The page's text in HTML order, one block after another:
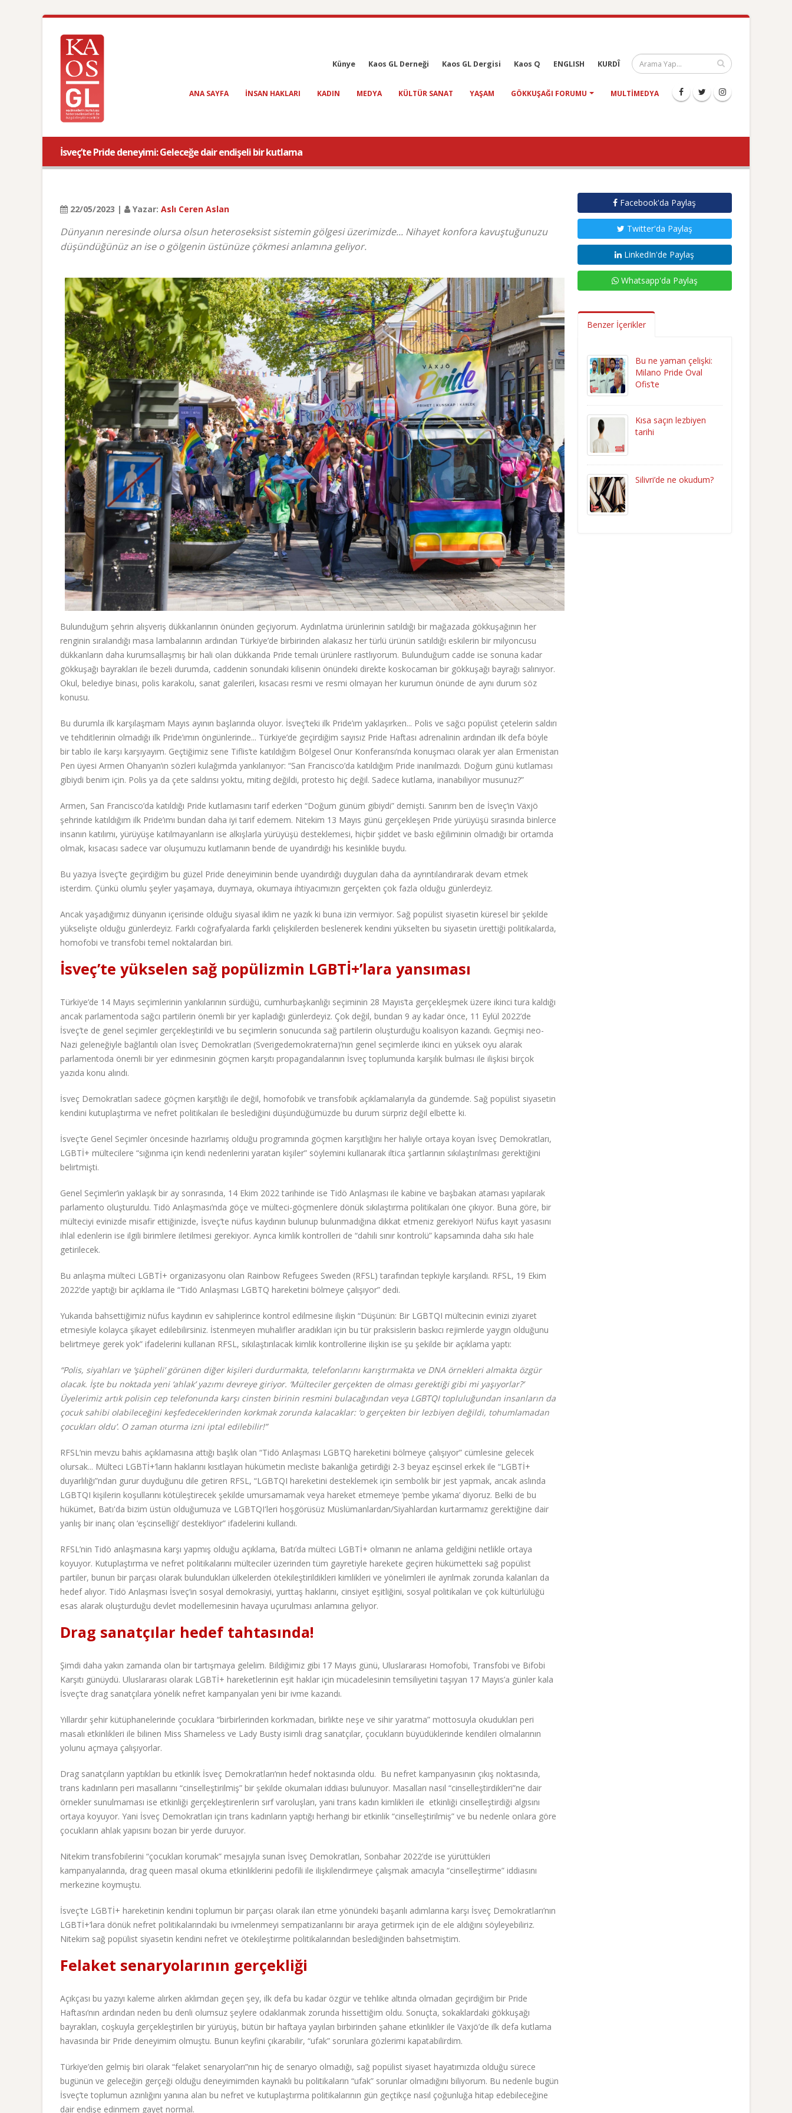
Künye Kaos GL Derneği Kaos GL Dergisi Kaos Q ENGLISH KURDÎ
ANA SAYFA INSAN HAKLARI KADIN MEDYA KÜLTÜR SANAT YAŞAM GÖKKUŞAĞI FORUMU MULTIMEDYA
İsveç’te Pride deneyimi: Geleceğe dair endişeli bir kutlama
22/05/2023 | Yazar: Aslı Ceren Aslan
Dünyanın neresinde olursa olsun heteroseksist sistemin gölgesi üzerimizde... Nihayet konfora kavuştuğunuzu
düşündüğünüz an ise o gölgenin üstünüze çökmesi anlamına geliyor.
Bulunduğum şehrin alışveriş dükkanlarının önünden geçiyorum. Aydınlatma ürünlerinin satıldığı bir mağazada gökkuşağının her
renginin sıralandığı masa lambalarının ardından Türkiye’de birbirinden alakasız her türlü ürünün satıldığı eskilerin bir milyoncusu
dükkanların daha kurumsallaşmış bir hali olan dükkanda Pride temalı ürünlere rastlıyorum. Bulunduğum cadde ise sonuna kadar
gökkuşağı bayrakları ile bezeli durumda, caddenin sonundaki kilisenin önündeki direkte koskocaman bir gökkuşağı bayrağı salınıyor.
Okul, belediye binası, polis karakolu, sanat galerileri, kısacası resmi ve resmi olmayan her kurumun önünde de aynı durum söz
konusu.
Bu durumla ilk karşılaşmam Mayıs ayının başlarında oluyor. İsveç’teki ilk Pride’ım yaklaşırken... Polis ve sağcı popülist çetelerin saldırı
ve tehditlerinin olmadığı ilk Pride’ımın öngünlerinde... Türkiye’de geçirdiğim sayısız Pride Haftası adrenalinin ardından ilk defa böyle
bir tablo ile karşı karşıyayım. Geçtiğimiz sene Tiflis’te katıldığım Bölgesel Onur Konferansı’nda konuşmacı olarak yer alan Ermenistan
Pen üyesi Armen Ohanyan’ın sözleri kulağımda yankılanıyor: “San Francisco’da katıldığım Pride inanılmazdı. Doğum günü kutlaması
gibiydi benim için. Polis ya da çete saldırısı yoktu, miting değildi, protesto hiç değil. Sadece kutlama, inanabiliyor musunuz?”
Armen, San Francisco’da katıldığı Pride kutlamasını tarif ederken “Doğum günüm gibiydi” demişti. Sanırım ben de İsveç’in Växjö
şehrinde katıldığım ilk Pride’ımı bundan daha iyi tarif edemem. Nitekim 13 Mayıs günü gerçekleşen Pride yürüyüşü sırasında binlerce
insanın katılımı, yürüyüşe katılmayanların ise alkışlarla yürüyüşü desteklemesi, hiçbir şiddet ve baskı eğiliminin olmadığı bir ortamda
olmak, kısacası sadece var oluşumuzu kutlamanın bende de uyandırdığı his kesinlikle buydu.
Bu yazıya İsveç’te geçirdiğim bu güzel Pride deneyiminin bende uyandırdığı duyguları daha da ayrıntılandırarak devam etmek
isterdim. Çünkü olumlu şeyler yaşamaya, duymaya, okumaya ihtiyacımızın gerçekten çok fazla olduğu günlerdeyiz.
Ancak yaşadığımız dünyanın içerisinde olduğu siyasal iklim ne yazık ki buna izin vermiyor. Sağ popülist siyasetin küresel bir şekilde
yükselişte olduğu günlerdeyiz. Farklı coğrafyalarda farklı çelişkilerden beslenerek kendini yükselten bu siyasetin ürettiği politikalarda,
homofobi ve transfobi temel noktalardan biri.
İsveç’te yükselen sağ popülizmin LGBTİ+’lara yansıması
Türkiye’de 14 Mayıs seçimlerinin yankılarının sürdüğü, cumhurbaşkanlığı seçiminin 28 Mayıs’ta gerçekleşmek üzere ikinci tura kaldığı
ancak parlamentoda sağcı partilerin önemli bir yer kapladığı günlerdeyiz. Çok değil, bundan 9 ay kadar önce, 11 Eylül 2022’de
İsveç’te de genel seçimler gerçekleştirildi ve bu seçimlerin sonucunda sağ partilerin oluşturduğu koalisyon kazandı. Geçmişi neo-
Nazi geleneğiyle bağlantılı olan İsveç Demokratları (Sverigedemokraterna)’nın genel seçimlerde ikinci en yüksek oyu alarak
parlamentoda önemli bir yer edinmesinin göçmen karşıtı propagandalarının İsveç toplumunda karşılık bulması ile ilişkisi birçok
yazıda konu alındı.
İsveç Demokratları sadece göçmen karşıtlığı ile değil, homofobik ve transfobik açıklamalarıyla da gündemde. Sağ popülist siyasetin
kendini kutuplaştırma ve nefret politikaları ile beslediğini düşündüğümüzde bu durum sürpriz değil elbette ki.
İsveç’te Genel Seçimler öncesinde hazırlamış olduğu programında göçmen karşıtlığını her haliyle ortaya koyan İsveç Demokratları,
LGBTİ+ mültecilere “sığınma için kendi nedenlerini yaratan kişiler” söylemini kullanarak iltica şartlarının sıkılaştırılması gerektiğini
belirtmişti.
Genel Seçimler’in yaklaşık bir ay sonrasında, 14 Ekim 2022 tarihinde ise Tidö Anlaşması ile kabine ve başbakan ataması yapılarak
parlamento oluşturuldu. Tidö Anlaşması’nda göçe ve mülteci-göçmenlere dönük sıkılaştırma politikaları öne çıkıyor. Buna göre, bir
mülteciyi evinizde misafir ettiğinizde, İsveç’te nüfus kaydının bulunup bulunmadığına dikkat etmeniz gerekiyor! Nüfus kayıt yasasını
ihlal edenlerin ise ilgili birimlere iletilmesi gerekiyor. Ayrıca kimlik kontrolleri de “dahili sınır kontrolü” kapsamında daha sıkı hale
getirilecek.
Bu anlaşma mülteci LGBTİ+ organizasyonu olan Rainbow Refugees Sweden (RFSL) tarafından tepkiyle karşılandı. RFSL, 19 Ekim
2022’de yaptığı bir açıklama ile “Tidö Anlaşması LGBTQ hareketini bölmeye çalışıyor” dedi.
Yukarıda bahsettiğimiz nüfus kaydının ev sahiplerince kontrol edilmesine ilişkin “Düşünün: Bir LGBTQI mültecinin evinizi ziyaret
etmesiyle kolayca şikayet edilebilirsiniz. İstenmeyen muhalifler aradıkları için bu tür praksislerin baskıcı rejimlerde yaygın olduğunu
belirtmeye gerek yok” ifadelerini kullanan RFSL, sıkılaştırılacak kimlik kontrollerine ilişkin ise şu şekilde bir açıklama yaptı:
“Polis, siyahları ve ‘şüpheli’ görünen diğer kişileri durdurmakta, telefonlarını karıştırmakta ve DNA örnekleri almakta özgür
olacak. İşte bu noktada yeni ‘ahlak’ yazımı devreye giriyor. ‘Mülteciler gerçekten de olması gerektiği gibi mi yaşıyorlar?’
Üyelerimiz artık polisin cep telefonunda karşı cinsten birinin resmini bulacağından veya LGBTQI topluluğundan insanların da
çocuk sahibi olabileceğini keşfedeceklerinden korkmak zorunda kalacaklar: ‘o gerçekten bir lezbiyen değildi, tohumlamadan
çocukları oldu’. O zaman oturma izni iptal edilebilir!”
RFSL’nin mevzu bahis açıklamasına attığı başlık olan “Tidö Anlaşması LGBTQ hareketini bölmeye çalışıyor” cümlesine gelecek
olursak... Mülteci LGBTİ+’ların haklarını kısıtlayan hükümetin mecliste bakanlığa getirdiği 2-3 beyaz eşcinsel erkek ile “LGBTİ+
duyarlılığı”ndan gurur duyduğunu dile getiren RFSL, “LGBTQI hareketini desteklemek için sembolik bir jest yapmak, ancak aslında
LGBTQI kişilerin koşullarını kötüleştirecek şekilde umursamamak veya hareket etmemeye ‘pembe yıkama’ diyoruz. Belki de bu
hükümet, Batı'da bizim üstün olduğumuza ve LGBTQI'leri hoşgörüsüz Müslümanlardan/Siyahlardan kurtarmamız gerektiğine dair
yanlış bir inanç olan ‘eşcinselliği’ destekliyor” ifadelerini kullandı.
RFSL’nin Tidö anlaşmasına karşı yapmış olduğu açıklama, Batı’da mülteci LGBTİ+ olmanın ne anlama geldiğini netlikle ortaya
koyuyor. Kutuplaştırma ve nefret politikalarını mülteciler üzerinden tüm gayretiyle harekete geçiren hükümetteki sağ popülist
partiler, bunun bir parçası olarak bulundukları ülkelerden ötekileştirildikleri kimlikleri ve yönelimleri ile ayrılmak zorunda kalanları da
hedef alıyor. Tidö Anlaşması İsveç’in sosyal demokrasiyi, yurttaş haklarını, cinsiyet eşitliğini, sosyal politikaları ve çok kültürlülüğü
esas alarak oluşturduğu devlet modellemesinin havaya uçurulması anlamına geliyor.
Drag sanatçılar hedef tahtasında!
Şimdi daha yakın zamanda olan bir tartışmaya gelelim. Bildiğimiz gibi 17 Mayıs günü, Uluslararası Homofobi, Transfobi ve Bifobi
Karşıtı günüydü. Uluslararası olarak LGBTİ+ hareketlerinin eşit haklar için mücadelesinin temsiliyetini taşıyan 17 Mayıs’a günler kala
İsveç’te drag sanatçılara yönelik nefret kampanyaları yeni bir ivme kazandı.
Yıllardır şehir kütüphanelerinde çocuklara “birbirlerinden korkmadan, birlikte neşe ve sihir yaratma” mottosuyla okudukları peri
masalı etkinlikleri ile bilinen Miss Shameless ve Lady Busty isimli drag sanatçılar, çocukların büyüdüklerinde kendileri olmalarının
yolunu açmaya çalışıyorlar.
Drag sanatçıların yaptıkları bu etkinlik İsveç Demokratları’nın hedef noktasında oldu. Bu nefret kampanyasının çıkış noktasında,
trans kadınların peri masallarını “cinselleştirilmiş” bir şekilde okumaları iddiası bulunuyor. Masalları nasıl “cinselleştirdikleri”ne dair
örnekler sunulmaması ise etkinliği gerçekleştirenlerin sırf varoluşları, yani trans kadın kimlikleri ile etkinliği cinselleştirdiği algısını
ortaya koyuyor. Yani İsveç Demokratları için trans kadınların yaptığı herhangi bir etkinlik “cinselleştirilmiş” ve bu nedenle onlara göre
çocukların ahlak yapısını bozan bir yerde duruyor.
Nitekim transfobilerini “çocukları korumak” mesajıyla sunan İsveç Demokratları, Sonbahar 2022’de ise yürüttükleri
kampanyalarında, drag queen masal okuma etkinliklerini pedofili ile ilişkilendirmeye çalışmak amacıyla “cinselleştirme” iddiasını
merkezine koymuştu.
İsveç’te LGBTİ+ hareketinin kendini toplumun bir parçası olarak ilan etme yönündeki başarılı adımlarına karşı İsveç Demokratları’nın
LGBTİ+’lara dönük nefret politikalarındaki bu ivmelenmeyi sempatizanlarını bir araya getirmek için de ele aldığını söyleyebiliriz.
Nitekim sağ popülist siyasetin kendini nefret ve ötekileştirme politikalarından beslediğinden bahsetmiştim.
Felaket senaryolarının gerçekliği
Açıkçası bu yazıyı kaleme alırken aklımdan geçen şey, ilk defa bu kadar özgür ve tehlike altında olmadan geçirdiğim bir Pride
Haftası’nın ardından neden bu denli olumsuz şeylere odaklanmak zorunda hissettiğim oldu. Sonuçta, sokaklardaki gökkuşağı
bayrakları, coşkuyla gerçekleştirilen bir yürüyüş, bütün bir haftaya yayılan birbirinden şahane etkinlikler ile Växjö’de ilk defa kutlama
havasında bir Pride deneyimim olmuştu. Bunun keyfini çıkarabilir, “ufak” sorunlara gözlerimi kapatabilirdim.
Türkiye’den gelmiş biri olarak “felaket senaryoları”nın hiç de senaryo olmadığı, sağ popülist siyaset hayatımızda olduğu sürece
bugünün ve geleceğin gerçeği olduğu deneyimimden kaynaklı bu politikaların “ufak” sorunlar olmadığını biliyorum. Bu nedenle bugün
İsveç’te toplumun azınlığını yanına alan bu nefret ve kutuplaştırma politikalarının gün geçtikçe nasıl çoğunluğa hitap edebileceğine
dair endişe edinmem gayet normal.
Facebook'da Paylaş
Twitter'da Paylaş
LinkedIn'de Paylaş
Whatsapp'da Paylaş
Benzer İçerikler
Bu ne yaman çelişki:
Milano Pride Oval
Ofis’te
Kısa saçın lezbiyen
tarihi
Silivri’de ne okudum?